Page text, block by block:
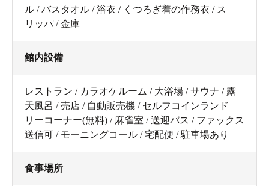
ル / バスタオル / 浴衣 / くつろぎ着の作務衣 / ス
リッパ / 金庫
館内設備
レストラン / カラオケルーム / 大浴場 / サウナ / 露
天風呂 / 売店 / 自動販売機 / セルフコインランド
リーコーナー(無料) / 麻雀室 / 送迎バス / ファックス
送信可 / モーニングコール / 宅配便 / 駐車場あり
食事場所